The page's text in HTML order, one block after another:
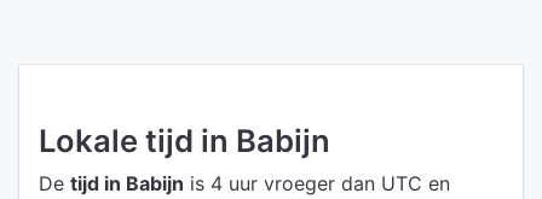
Lokale tijd in Babijn
De tijd in Babijn is 4 uur vroeger dan UTC en